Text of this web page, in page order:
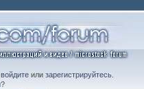
войдитеили зарегистрируйтесь.
?